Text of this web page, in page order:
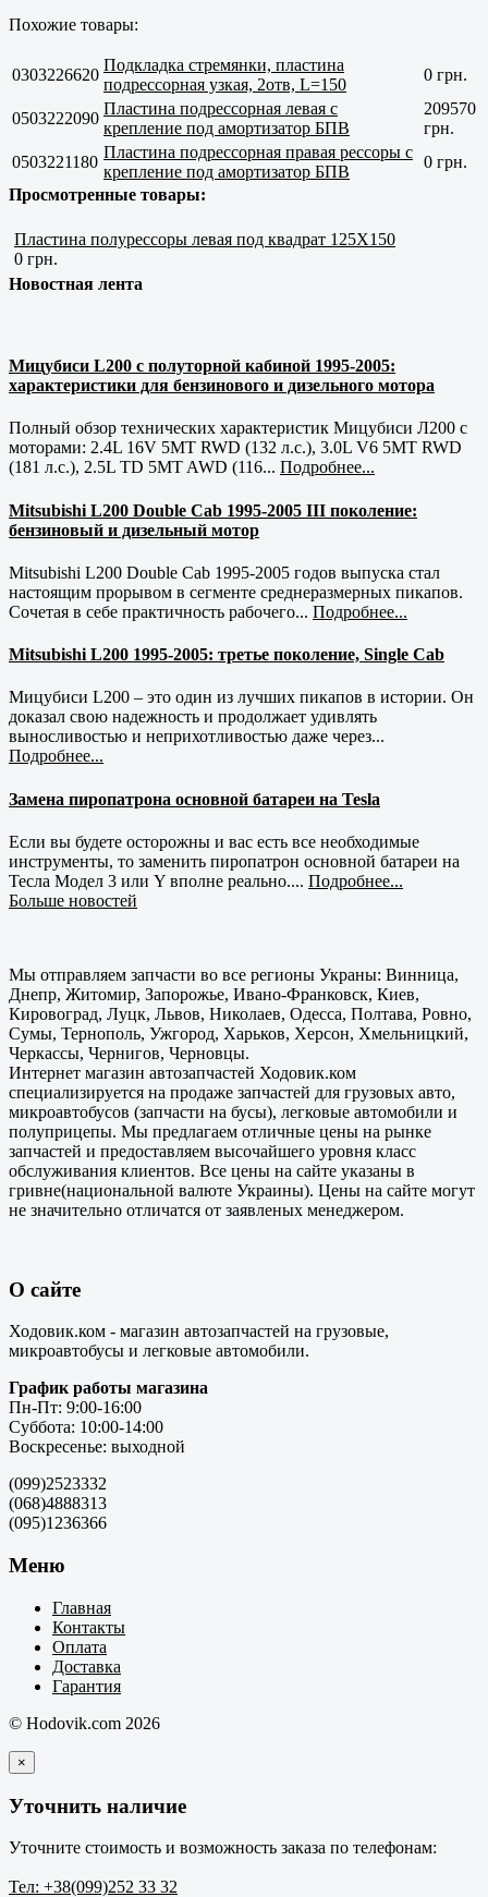
Похожие товары:
0303226620
Подкладка стремянки, пластина
подрессорная узкая, 2отв, L=150
0 грн.
0503222090
Пластина подрессорная левая с
крепление под амортизатор БПВ
209570
грн.
0503221180
Пластина подрессорная правая рессоры с
крепление под амортизатор БПВ
0 грн.
Просмотренные товары:
Пластина полурессоры левая под квадрат 125X150
0 грн.
Новостная лента
Мицубиси L200 с полуторной кабиной 1995-2005:
характеристики для бензинового и дизельного мотора
Полный обзор технических характеристик Мицубиси Л200 с
моторами: 2.4L 16V 5MT RWD (132 л.с.), 3.0L V6 5MT RWD
(181 л.с.), 2.5L TD 5MT AWD (116... Подробнее...
Mitsubishi L200 Double Cab 1995-2005 III поколение:
бензиновый и дизельный мотор
Mitsubishi L200 Double Cab 1995-2005 годов выпуска стал
настоящим прорывом в сегменте среднеразмерных пикапов.
Сочетая в себе практичность рабочего... Подробнее...
Mitsubishi L200 1995-2005: третье поколение, Single Cab
Мицубиси L200 – это один из лучших пикапов в истории. Он
доказал свою надежность и продолжает удивлять
выносливостью и неприхотливостью даже через...
Подробнее...
Замена пиропатрона основной батареи на Tesla
Если вы будете осторожны и вас есть все необходимые
инструменты, то заменить пиропатрон основной батареи на
Тесла Модел 3 или Y вполне реально.... Подробнее...
Больше новостей
Мы отправляем запчасти во все регионы Украны: Винница,
Днепр, Житомир, Запорожье, Ивано-Франковск, Киев,
Кировоград, Луцк, Львов, Николаев, Одесса, Полтава, Ровно,
Сумы, Тернополь, Ужгород, Харьков, Херсон, Хмельницкий,
Черкассы, Чернигов, Черновцы.
Интернет магазин автозапчастей Ходовик.ком
специализируется на продаже запчастей для грузовых авто,
микроавтобусов (запчасти на бусы), легковые автомобили и
полуприцепы. Мы предлагаем отличные цены на рынке
запчастей и предоставляем высочайшего уровня класс
обслуживания клиентов. Все цены на сайте указаны в
гривне(национальной валюте Украины). Цены на сайте могут
не значительно отличатся от заявленых менеджером.
О сайте
Ходовик.ком - магазин автозапчастей на грузовые,
микроавтобусы и легковые автомобили.
График работы магазина
Пн-Пт: 9:00-16:00
Суббота: 10:00-14:00
Воскресенье: выходной
(099)2523332
(068)4888313
(095)1236366
Меню
Главная
Контакты
Оплата
Доставка
Гарантия
© Hodovik.com 2026
×
Уточнить наличие
Уточните стоимость и возможность заказа по телефонам:
Тел: +38(099)252 33 32